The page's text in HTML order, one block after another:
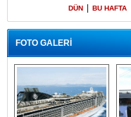
DÜN BU HAFTA
FOTO GALERİ